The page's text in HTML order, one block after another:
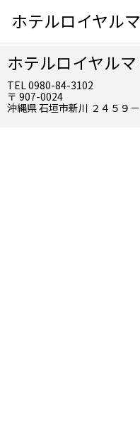
ホテルロイヤル
ホテルロイヤル
TEL 0980-84-3102
〒 907-0024
沖縄県 石垣市新川 ２４５９